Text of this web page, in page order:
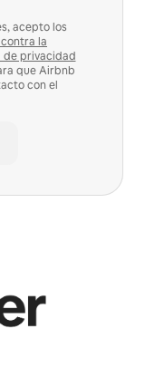
acepto los
la
de privacidad
que Airbnb
con el